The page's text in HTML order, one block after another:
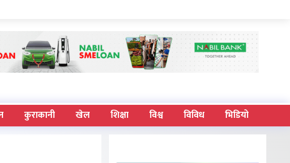
कुराकानी खेल शिक्षा विश्व विविध भिडियो